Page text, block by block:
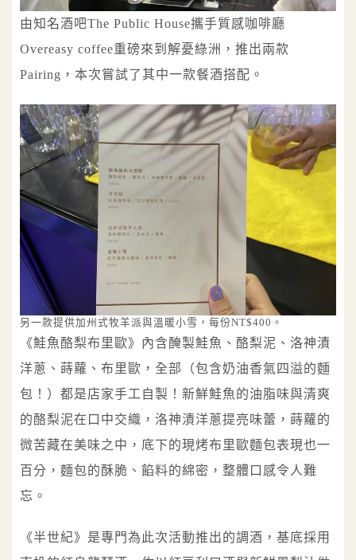
由知名酒吧The Public House攜手質感咖啡廳
Overeasy coffee重磅來到解憂綠洲，推出兩款
Pairing，本次嘗試了其中一款餐酒搭配。
另一款提供加州式牧羊派與溫暖小雪，每份NT$400。
《鮭魚酪梨布里歐》內含醃製鮭魚、酪梨泥、洛神漬
洋蔥、蒔蘿、布里歐，全部（包含奶油香氣四溢的麵
包！）都是店家手工自製！新鮮鮭魚的油脂味與清爽
的酪梨泥在口中交織，洛神漬洋蔥提亮味蕾，蒔蘿的
微苦藏在美味之中，底下的現烤布里歐麵包表現也一
百分，麵包的酥脆、餡料的綿密，整體口感令人難
忘。
《半世紀》是專門為此次活動推出的調酒，基底採用